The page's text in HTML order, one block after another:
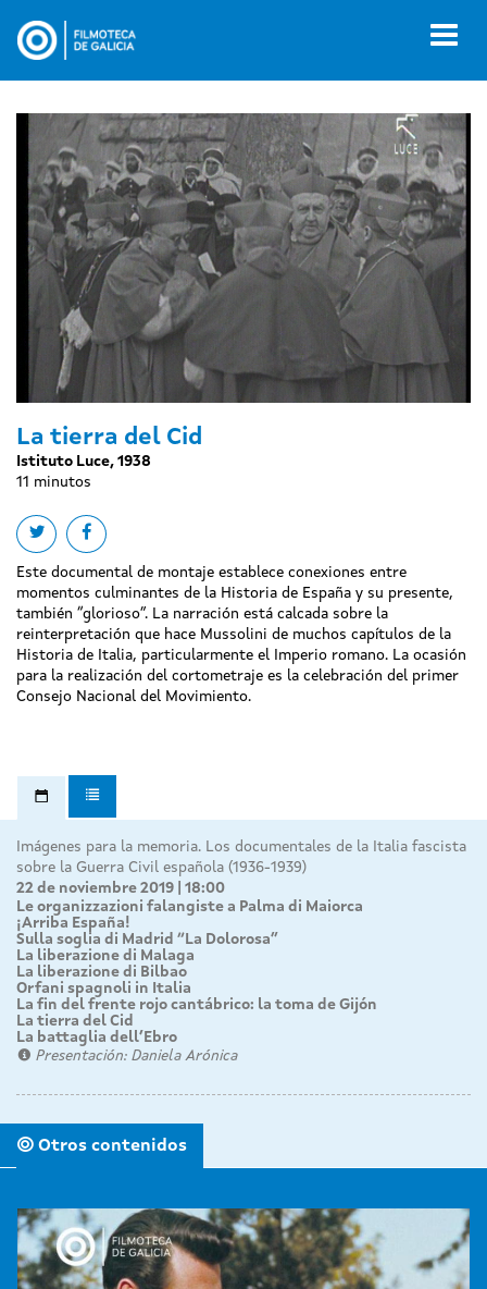
contenido
La tierra del Cid
Istituto Luce, 1938
11 minutos
Share on twitter
Share on facebook
Este documental de montaje establece conexiones entre
momentos culminantes de la Historia de España y su presente,
también “glorioso”. La narración está calcada sobre la
reinterpretación que hace Mussolini de muchos capítulos de la
Historia de Italia, particularmente el Imperio romano. La ocasión
para la realización del cortometraje es la celebración del primer
Consejo Nacional del Movimiento.
Imágenes para la memoria. Los documentales de la Italia fascista
sobre la Guerra Civil española (1936-1939)
22 de noviembre 2019 | 18:00
Le organizzazioni falangiste a Palma di Maiorca
¡Arriba España!
Sulla soglia di Madrid “La Dolorosa”
La liberazione di Malaga
La liberazione di Bilbao
Orfani spagnoli in Italia
La fin del frente rojo cantábrico: la toma de Gijón
La tierra del Cid
La battaglia dell’Ebro
Presentación: Daniela Arónica
Otros contenidos